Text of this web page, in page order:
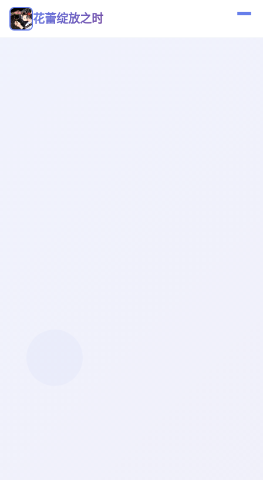
花蕾绽放之时